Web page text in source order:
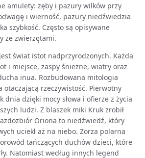
amulety: zęby i pazury wilków przy
i wierność, pazury niedźwiedzia
szybkość. Często są opisywane
ze zwierzętami.
świat istot nadprzyrodzonych. Każda
i miejsce, zaspy śnieżne, wiatry oraz
inua. Rozbudowana mitologia
otaczającą rzeczywistość. Pierwotny
dnia dzięki mocy słowa i ofierze z życia
ludzi. Z blaszek miki Kruk zrobił
Oriona to niedźwiedź, który
uciekł aż na niebo. Zorza polarna
tańczących duchów dzieci, które
Natomiast według innych legend